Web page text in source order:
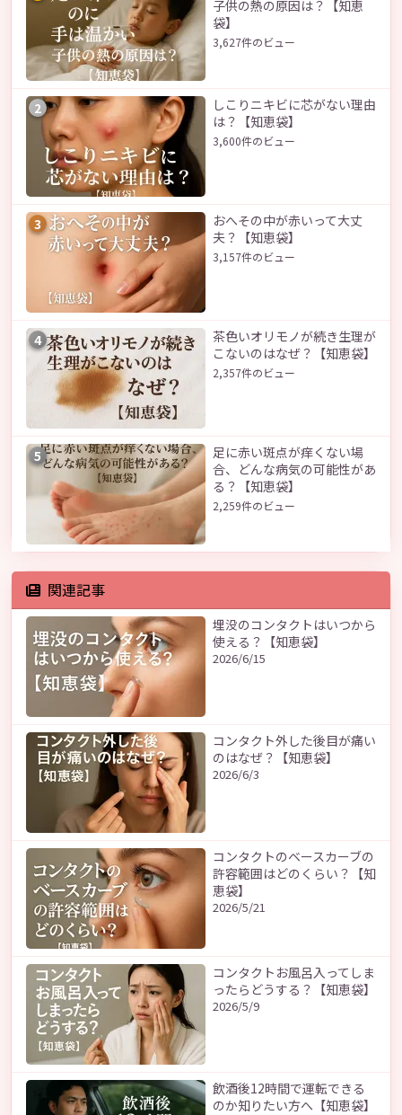
子供の熱の原因は？【知恵
袋】
3,627件のビュー
2
しこりニキビに芯がない理由
は？【知恵袋】
3,600件のビュー
3
おへその中が赤いって大丈
夫？【知恵袋】
3,157件のビュー
4
茶色いオリモノが続き生理が
こないのはなぜ？【知恵袋】
2,357件のビュー
5
足に赤い斑点が痒くない場
合、どんな病気の可能性があ
る？【知恵袋】
2,259件のビュー
関連記事
埋没のコンタクトはいつから
使える？【知恵袋】
2026/6/15
コンタクト外した後目が痛い
のはなぜ？【知恵袋】
2026/6/3
コンタクトのベースカーブの
許容範囲はどのくらい？【知
恵袋】
2026/5/21
コンタクトお風呂入ってしま
ったらどうする？【知恵袋】
2026/5/9
飲酒後12時間で運転できる
のか知りたい方へ【知恵袋】